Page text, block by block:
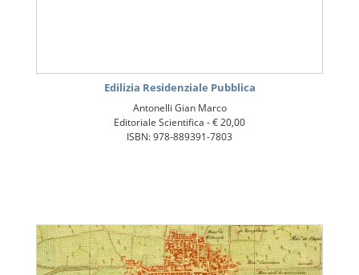
Edilizia Residenziale Pubblica
Antonelli Gian Marco
Editoriale Scientifica -€ 20,00
ISBN: 978-889391-7803